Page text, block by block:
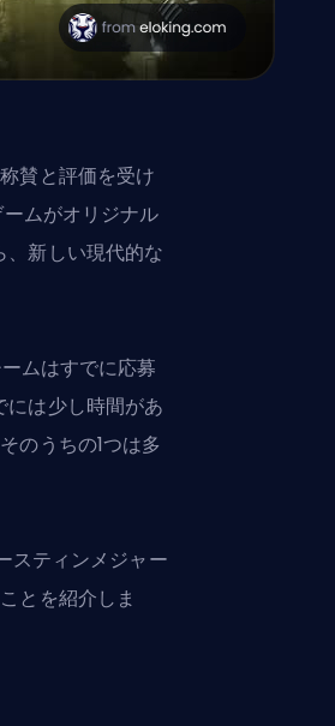
賛と評価を受け
ムがオリジナル
新しい現代的な
ムはすでに応募
は少し時間があ
のうちの1つは多
スティンメジャー
とを紹介しま